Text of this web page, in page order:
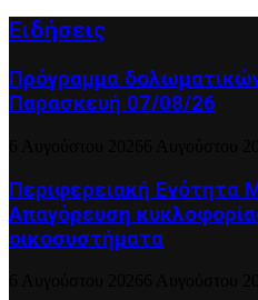
Ειδήσεις
Πρόγραμμα
Παρασκευή 07/08/26
Περιφερειακή Ενότητα
Απαγόρευση
οικοσυστήματα